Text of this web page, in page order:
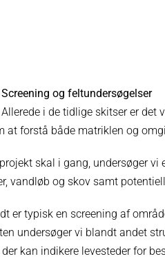
Screening og feltundersøgelser
Allerede i de tidlige skitser er det
at forstå både matriklen og
skal i gang, undersøger
vandløb og skov samt
er typisk en screening af
undersøger vi blandt andet
kan indikere levesteder for